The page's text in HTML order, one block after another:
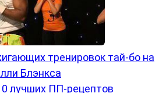
тренировок тай-бо на
Блэнкса